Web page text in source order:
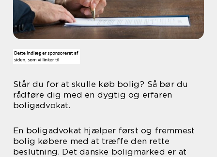
Står du for at skulle køb bolig? Så bør du
rådføre dig med en dygtig og erfaren
boligadvokat.
En boligadvokat hjælper først og fremmest
bolig købere med at træffe den rette
beslutning. Det danske boligmarked er at